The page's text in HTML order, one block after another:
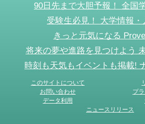
90日先まで大胆予報！ 全国
受験生必見！ 大学情報・
きっと元気になる
将来の夢や進路を見つけよう
時刻も天気もイベントも掲載!
このサイトについて
お問い合わせ
プ
データ利用
ニュースリリース